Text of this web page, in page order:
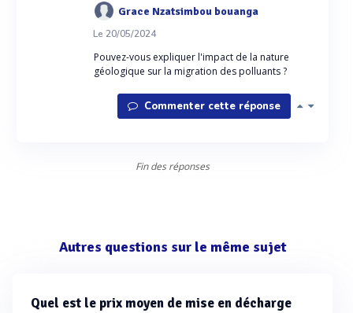
Grace Nzatsimbou bouanga
Le 20/05/2024
Pouvez-vous expliquer l'impact de la nature
géologique sur la migration des polluants ?
Commenter cette réponse
Fin des réponses
Autres questions sur le même sujet
Quel est le prix moyen de mise en décharge